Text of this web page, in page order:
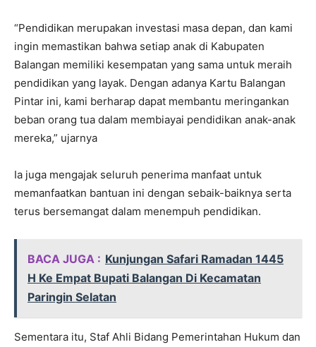
“Pendidikan merupakan investasi masa depan, dan kami
ingin memastikan bahwa setiap anak di Kabupaten
Balangan memiliki kesempatan yang sama untuk meraih
pendidikan yang layak. Dengan adanya Kartu Balangan
Pintar ini, kami berharap dapat membantu meringankan
beban orang tua dalam membiayai pendidikan anak-anak
mereka,” ujarnya
Ia juga mengajak seluruh penerima manfaat untuk
memanfaatkan bantuan ini dengan sebaik-baiknya serta
terus bersemangat dalam menempuh pendidikan.
BACA JUGA : Kunjungan Safari Ramadan 1445
H Ke Empat Bupati Balangan Di Kecamatan
Paringin Selatan
Sementara itu, Staf Ahli Bidang Pemerintahan Hukum dan